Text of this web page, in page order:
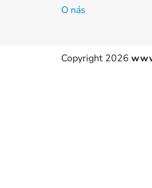
O nás
Copyright 2026